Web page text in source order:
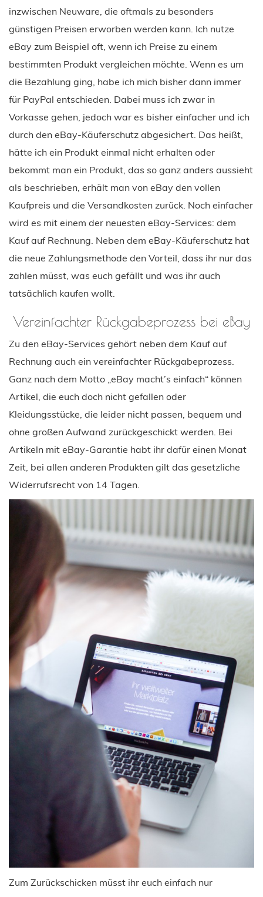
inzwischen Neuware, die oftmals zu besonders
günstigen Preisen erworben werden kann. Ich nutze
eBay zum Beispiel oft, wenn ich Preise zu einem
bestimmten Produkt vergleichen möchte. Wenn es um
die Bezahlung ging, habe ich mich bisher dann immer
für PayPal entschieden. Dabei muss ich zwar in
Vorkasse gehen, jedoch war es bisher einfacher und ich
durch den eBay-Käuferschutz abgesichert. Das heißt,
hätte ich ein Produkt einmal nicht erhalten oder
bekommt man ein Produkt, das so ganz anders aussieht
als beschrieben, erhält man von eBay den vollen
Kaufpreis und die Versandkosten zurück. Noch einfacher
wird es mit einem der neuesten eBay-Services: dem
Kauf auf Rechnung. Neben dem eBay-Käuferschutz hat
die neue Zahlungsmethode den Vorteil, dass ihr nur das
zahlen müsst, was euch gefällt und was ihr auch
tatsächlich kaufen wollt.
Vereinfachter Rückgabeprozess bei eBay
Zu den eBay-Services gehört neben dem Kauf auf
Rechnung auch ein vereinfachter Rückgabeprozess.
Ganz nach dem Motto „eBay macht’s einfach“ können
Artikel, die euch doch nicht gefallen oder
Kleidungsstücke, die leider nicht passen, bequem und
ohne großen Aufwand zurückgeschickt werden. Bei
Artikeln mit eBay-Garantie habt ihr dafür einen Monat
Zeit, bei allen anderen Produkten gilt das gesetzliche
Widerrufsrecht von 14 Tagen.
Zum Zurückschicken müsst ihr euch einfach nur